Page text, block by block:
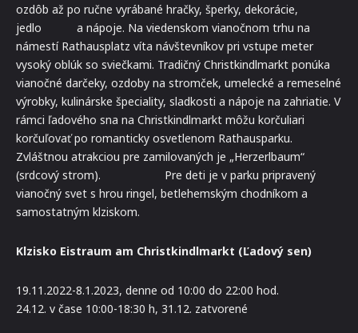
ozdôb až po ručne vyrábané hračky, šperky, dekorácie,
jedlo a nápoje. Na viedenskom vianočnom trhu na
námestí Rathausplatz víta návštevníkov pri vstupe meter
vysoký oblúk so sviečkami. Tradičný Christkindlmarkt ponúka
vianočné darčeky, ozdoby na stromček, umelecké a remeselné
výrobky, kulinárske špeciality, sladkosti a nápoje na zahriatie. V
rámci ľadového sna na Christkindlmarkt môžu korčuliari
korčuľovať po romanticky osvetlenom Rathausparku.
Zvláštnou atrakciou pre zamilovaných je „Herzerlbaum“
(srdcový strom). Pre deti je v parku pripravený
vianočný svet s hrou ringel, betlehemským chodníkom a
samostatným klziskom.
Klzisko Eistraum am Christkindlmarkt (Ľadový sen)
19.11.2022-8.1.2023, denne od 10:00 do 22:00 hod.
24.12. v čase 10:00-18:30 h, 31.12. zatvorené